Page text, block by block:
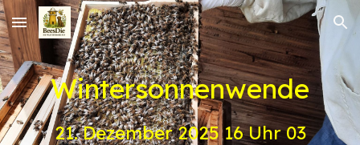
Skip to main content Skip to navigation
Wintersonnenwende
21. Dezember 2025 16 Uhr 03